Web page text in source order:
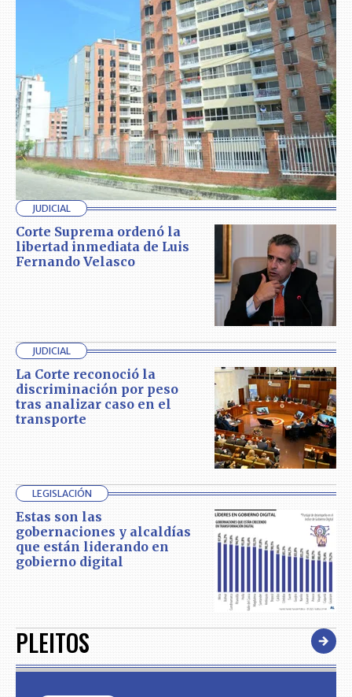
JUDICIAL
Corte Suprema ordenó la
libertad inmediata de Luis
Fernando Velasco
JUDICIAL
La Corte reconoció la
discriminación por peso
tras analizar caso en el
transporte
LEGISLACIÓN
Estas son las
gobernaciones y alcaldías
que están liderando en
gobierno digital
PLEITOS